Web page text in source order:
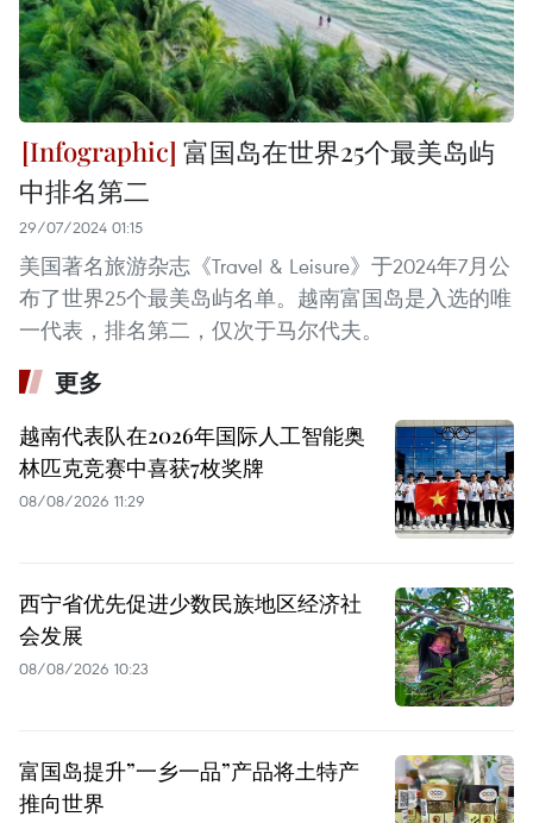
富国岛在世界25个最美岛屿
中排名第二
29/07/2024 01:15
美国著名旅游杂志《Travel & Leisure》于2024年7月公
布了世界25个最美岛屿名单。越南富国岛是入选的唯
一代表，排名第二，仅次于马尔代夫。
更多
越南代表队在2026年国际人工智能奥
林匹克竞赛中喜获7枚奖牌
08/08/2026 11:29
西宁省优先促进少数民族地区经济社
会发展
08/08/2026 10:23
富国岛提升”一乡一品”产品将土特产
推向世界